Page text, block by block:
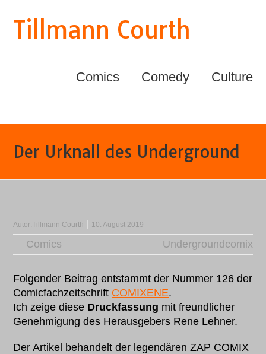
Tillmann Courth
Comics Comedy Culture
Der Urknall des Underground
Autor:Tillmann Courth 10. August 2019
Comics Undergroundcomix
Folgender Beitrag entstammt der Nummer 126 der
Comicfachzeitschrift COMIXENE.
Ich zeige diese Druckfassung mit freundlicher
Genehmigung des Herausgebers Rene Lehner.
Der Artikel behandelt der legendären ZAP COMIX